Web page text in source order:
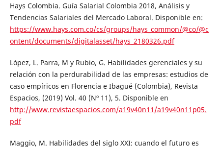
Hays Colombia. Guía Salarial Colombia 2018, Análisis y
Tendencias Salariales del Mercado Laboral. Disponible en:
https://www.hays.com.co/cs/groups/hays_common/@co/@c
ontent/documents/digitalasset/hays_2180326.pdf
López, L. Parra, M y Rubio, G. Habilidades gerenciales y su
relación con la perdurabilidad de las empresas: estudios de
caso empíricos en Florencia e Ibagué (Colombia), Revista
Espacios, (2019) Vol. 40 (Nº 11), 5. Disponible en
http://www.revistaespacios.com/a19v40n11/a19v40n11p05.
pdf
Maggio, M. Habilidades del siglo XXI: cuando el futuro es